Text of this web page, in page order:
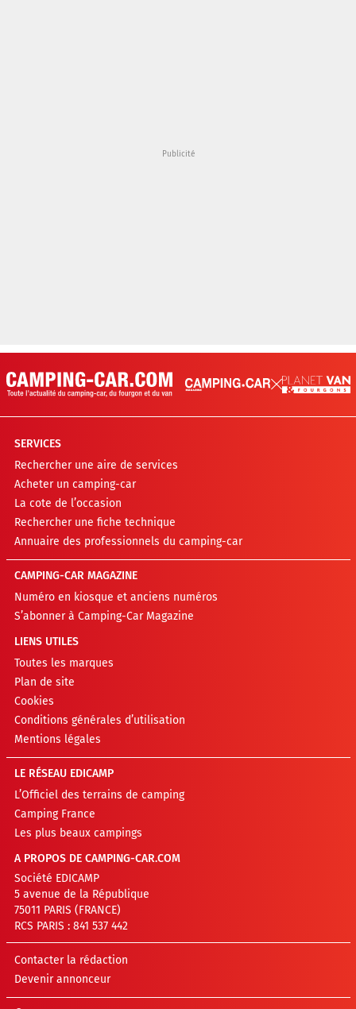
SERVICES
Rechercher une aire de services
Acheter un camping-car
La cote de l’occasion
Rechercher une fiche technique
Annuaire des professionnels du camping-car
CAMPING-CAR MAGAZINE
Numéro en kiosque et anciens numéros
S’abonner à Camping-Car Magazine
LIENS UTILES
Toutes les marques
Plan de site
Cookies
Conditions générales d’utilisation
Mentions légales
LE RÉSEAU EDICAMP
L’Officiel des terrains de camping
Camping France
Les plus beaux campings
A PROPOS DE CAMPING-CAR.COM
Société EDICAMP
5 avenue de la République
75011 PARIS (FRANCE)
RCS PARIS : 841 537 442
Contacter la rédaction
Devenir annonceur